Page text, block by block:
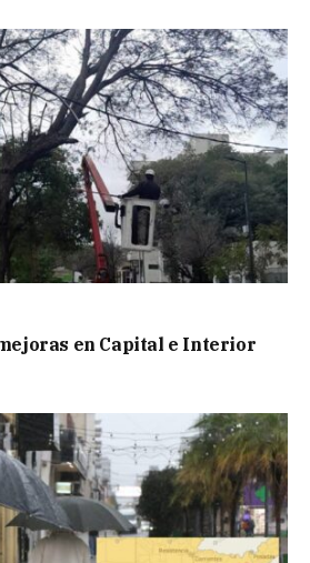
en Capital e Interior